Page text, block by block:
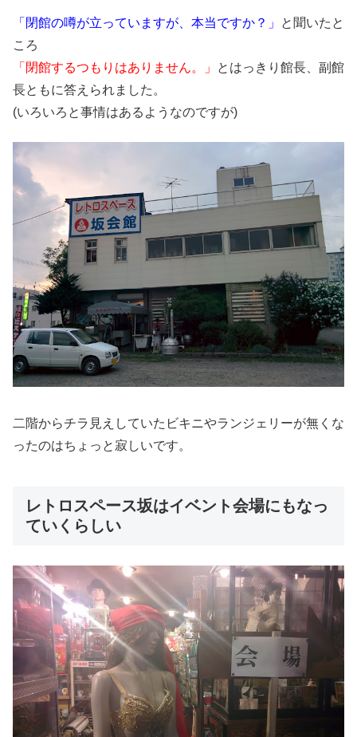
「閉館の噂が立っていますが、本当ですか？」
と聞いたと
ころ
「閉館するつもりはありません。」
とはっきり館長、副館
長ともに答えられました。
(いろいろと事情はあるようなのですが)
二階からチラ見えしていたビキニやランジェリーが無くな
ったのはちょっと寂しいです。
レトロスペース坂はイベント会場にもなっ
ていくらしい